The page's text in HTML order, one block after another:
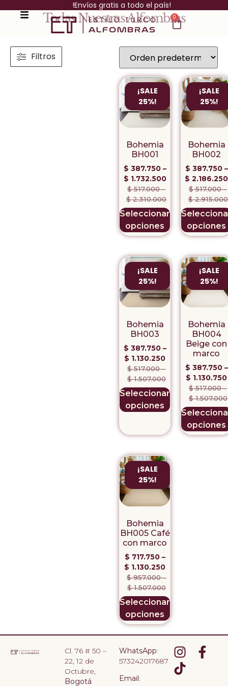
!Envíos gratis a todo el país!
0
Todas Nuestras Alfombras
Filtros
¡SALE
25%!
Bohemia
BH001
$ 387.750–
$ 1.732.500
$517.000–
$2.310.000
Seleccionar
opciones
¡SALE
25%!
Bohemia
BH002
$ 387.750–
$ 2.186.250
$517.000–
$2.915.000
opciones
¡SALE
25%!
Bohemia
BH003
$ 387.750–
$ 1.130.250
$517.000–
$1.507.000
Seleccionar
opciones
¡SALE
25%!
Bohemia
BH004
Beige con
marco
$ 387.750–
$ 1.130.750
$517.000–
$1.507.000
opciones
¡SALE
25%!
Bohemia
BH005 Café
con marco
$ 717.750–
$ 1.130.250
$957.000–
$1.507.000
Seleccionar
opciones
Cl. 76 # 50 –
22, 12 de
Octubre,
Bogotá
WhatsApp:
573242017687
Email: